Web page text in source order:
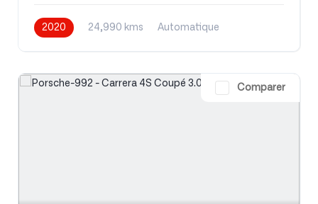
2020 24,990 kms
Automatique
Comparer